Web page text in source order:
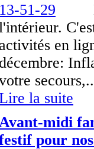
activités en
décembre:
la suite
Avant-midi
pour